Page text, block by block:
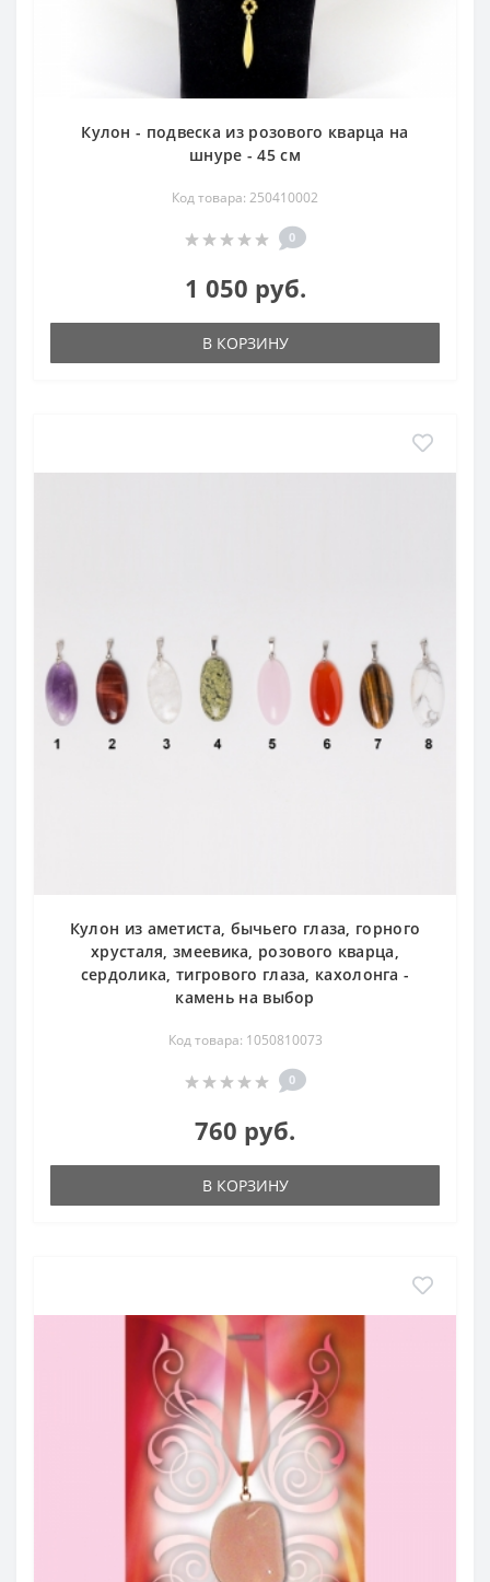
Кулон - подвеска из розового кварца на
шнуре - 45 см
Код товара: 250410002
0
1 050 руб.
В КОРЗИНУ
Кулон из аметиста, бычьего глаза, горного
хрусталя, змеевика, розового кварца,
сердолика, тигрового глаза, кахолонга -
камень на выбор
Код товара: 1050810073
0
760 руб.
В КОРЗИНУ